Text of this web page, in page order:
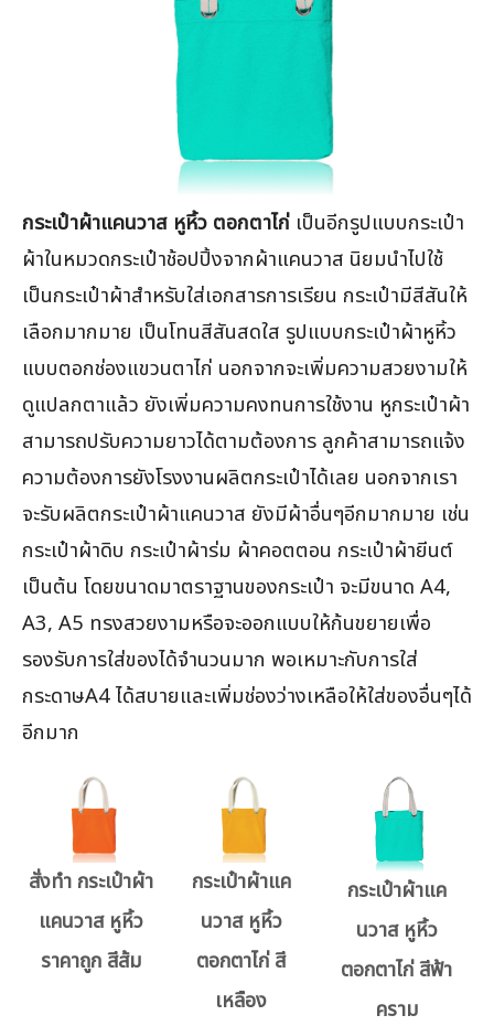
กระเป๋าผ้าแคนวาส หูหิ้ว ตอกตาไก่ เป็นอีกรูปแบบกระเป๋า
ผ้าในหมวดกระเป๋าช้อปปิ้งจากผ้าแคนวาส นิยมนำไปใช้
เป็นกระเป๋าผ้าสำหรับใส่เอกสารการเรียน กระเป๋ามีสีสันให้
เลือกมากมาย เป็นโทนสีสันสดใส รูปแบบกระเป๋าผ้าหูหิ้ว
แบบตอกช่องแขวนตาไก่ นอกจากจะเพิ่มความสวยงามให้
ดูแปลกตาแล้ว ยังเพิ่มความคงทนการใช้งาน หูกระเป๋าผ้า
สามารถปรับความยาวได้ตามต้องการ ลูกค้าสามารถแจ้ง
ความต้องการยังโรงงานผลิตกระเป๋าได้เลย นอกจากเรา
จะรับผลิตกระเป๋าผ้าแคนวาส ยังมีผ้าอื่นๆอีกมากมาย เช่น
กระเป๋าผ้าดิบ กระเป๋าผ้าร่ม ผ้าคอตตอน กระเป๋าผ้ายีนต์
เป็นต้น โดยขนาดมาตราฐานของกระเป๋า จะมีขนาด A4,
A3, A5 ทรงสวยงามหรือจะออกแบบให้ก้นขยายเพื่อ
รองรับการใส่ของได้จำนวนมาก พอเหมาะกับการใส่
กระดาษA4 ได้สบายและเพิ่มช่องว่างเหลือให้ใส่ของอื่นๆได้
อีกมาก
สั่งทำ กระเป๋าผ้า
แคนวาส หูหิ้ว
ราคาถูก สีส้ม
กระเป๋าผ้าแค
นวาส หูหิ้ว
ตอกตาไก่ สี
เหลือง
กระเป๋าผ้าแค
นวาส หูหิ้ว
ตอกตาไก่ สีฟ้า
คราม